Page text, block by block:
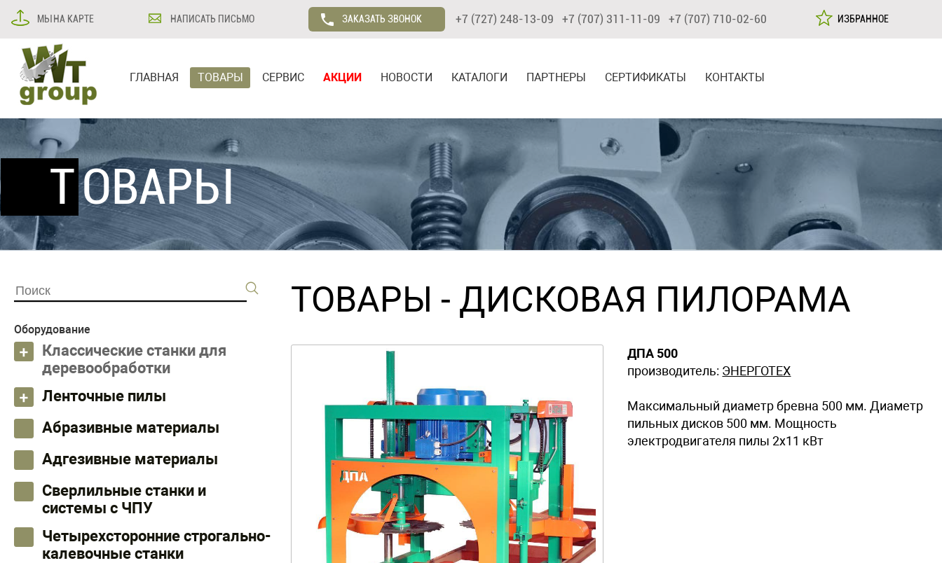
МЫ НА КАРТЕ НАПИСАТЬ ПИСЬМО ЗАКАЗАТЬ ЗВОНОК +7 (727) 248-13-09 +7 (707) 311-11-09 +7 (707) 710-02-60 ИЗБРАННОЕ
ГЛАВНАЯ ТОВАРЫ СЕРВИС АКЦИИ НОВОСТИ КАТАЛОГИ ПАРТНЕРЫ СЕРТИФИКАТЫ КОНТАКТЫ
ТОВАРЫ
Оборудование
Классические станки для
деревообработки
Ленточные пилы
Абразивные материалы
Адгезивные материалы
Сверлильные станки и
системы с ЧПУ
Четырехсторонние строгально-
калевочные станки
ТОВАРЫ - ДИСКОВАЯ ПИЛОРАМА
ДПА 500
производитель: ЭНЕРГОТЕХ
Максимальный диаметр бревна 500 мм. Диаметр
пильных дисков 500 мм. Мощность
электродвигателя пилы 2х11 кВт